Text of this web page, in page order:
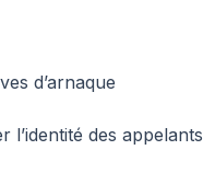
d’arnaque
l’identité des appelants